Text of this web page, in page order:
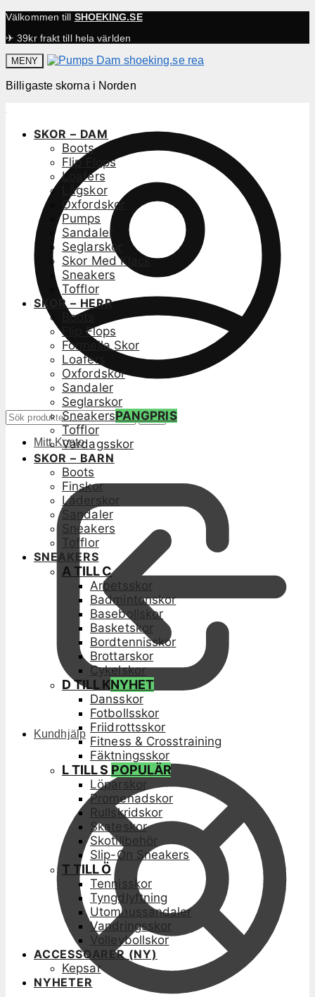
Välkommen till SHOEKING.SE
✈ 39kr frakt till hela världen
MENY
Billigaste skorna i Norden
Sök
efter:
Sök
Mitt Konto
Kundhjälp
SKOR – DAM
Boots
Flip Flops
Loafers
Lågskor
Oxfordskor
Pumps
Sandaler
Seglarskor
Skor Med Klack
Sneakers
Tofflor
SKOR – HERR
Boots
Flip Flops
Formella Skor
Loafers
Oxfordskor
Sandaler
Seglarskor
SneakersPANGPRIS
Tofflor
Vardagsskor
SKOR – BARN
Boots
Finskor
Läderskor
Sandaler
Sneakers
Tofflor
SNEAKERS
A TILL C
Arbetsskor
Badmintonskor
Basebollskor
Basketskor
Bordtennisskor
Brottarskor
Cykelskor
D TILL KNYHET
Dansskor
Fotbollsskor
Friidrottsskor
Fitness & Crosstraining
Fäktningsskor
L TILL S POPULÄR
Löparskor
Promenadskor
Rullskridskor
Skateskor
Skotillbehör
Slip-On Sneakers
T TILL Ö
Tennisskor
Tyngdlyftning
Utomhussandaler
Vandringsskor
Volleybollskor
ACCESSOARER (NY)
Kepsar
NYHETER